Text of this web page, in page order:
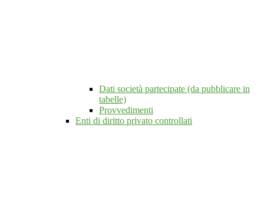
Dati società partecipate (da pubblicare in
tabelle)
Provvedimenti
Enti di diritto privato controllati